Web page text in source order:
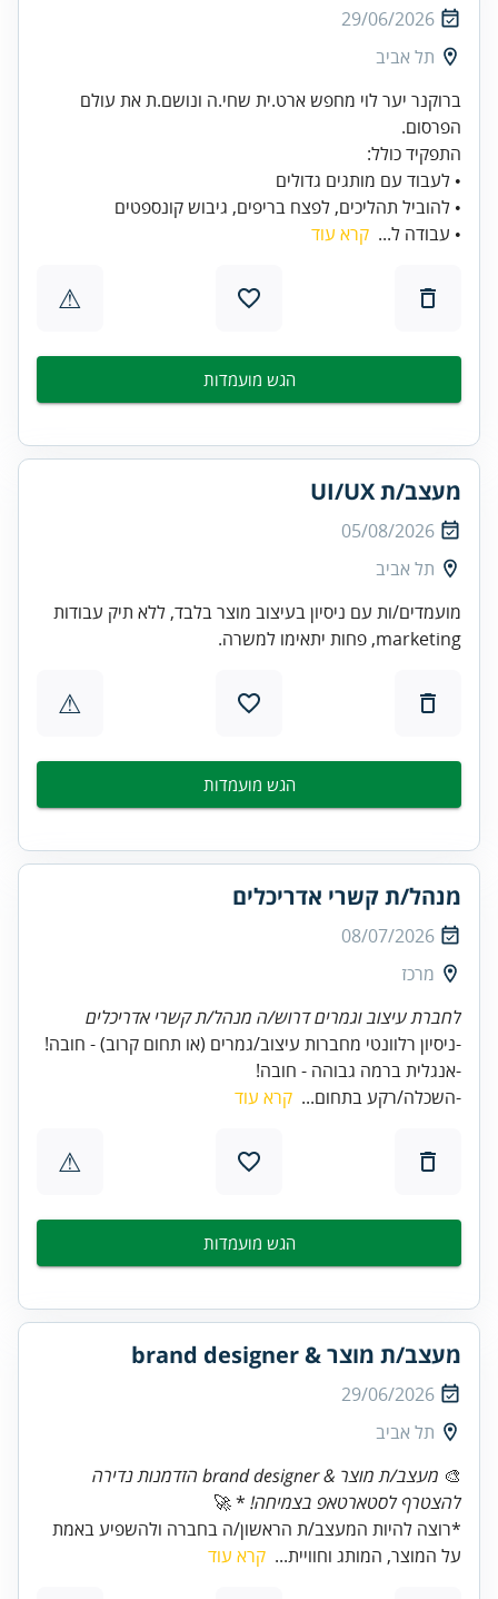
29/06/2026
תל אביב
ברוקנר יער לוי מחפש ארט.ית שחי.ה ונושם.ת את עולם
• להוביל תהליכים, לפצח בריפים, גיבוש קונספטים
• עבודה ל... קרא עוד
⚠
הגש מועמדות
מעצב/ת UI/UX
05/08/2026
תל אביב
מועמדים/ות עם ניסיון בעיצוב מוצר בלבד, ללא תיק עבודות
marketing, פחות יתאימו למשרה.
⚠
הגש מועמדות
מנהל/ת קשרי אדריכלים
08/07/2026
מרכז
לחברת עיצוב וגמרים דרוש/ה מנהל/ת קשרי אדריכלים
-אנגלית ברמה גבוהה - חובה!
-השכלה/רקע בתחום... קרא עוד
⚠
הגש מועמדות
מעצב/ת מוצר & brand designer
29/06/2026
תל אביב
🎨
מעצב/ת מוצר & brand designer הזדמנות נדירה
להצטרף לסטארטאפ בצמיחה! * 🚀
*רוצה להיות המעצב/ת הראשון/ה בחברה ולהשפיע באמת
על המוצר, המותג וחוויית... קרא עוד